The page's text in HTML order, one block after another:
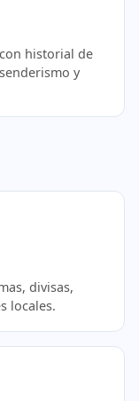
historial de
y
divisas,
locales.